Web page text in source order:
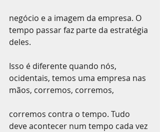
negócio e a imagem da empresa. O
tempo passar faz parte da estratégia
deles.
Isso é diferente quando nós,
ocidentais, temos uma empresa nas
mãos, corremos, corremos,
corremos contra o tempo. Tudo
deve acontecer num tempo cada vez